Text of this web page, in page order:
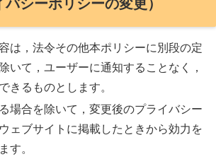
シーポリシーの変更）
は，法令その他本ポリシーに別段の定
いて，ユーザーに通知することなく，
きるものとします。
場合を除いて，変更後のプライバシー
ェブサイトに掲載したときから効力を
す。